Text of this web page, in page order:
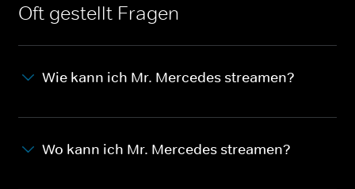
Oft gestellt Fragen
Wie kann ich Mr. Mercedes streamen?
Wo kann ich Mr. Mercedes streamen?